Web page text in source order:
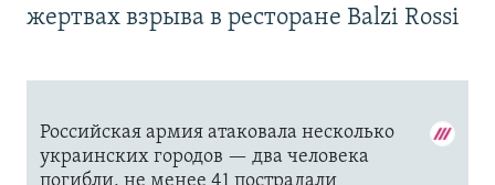
жертвах взрыва в ресторане Balzi Rossi